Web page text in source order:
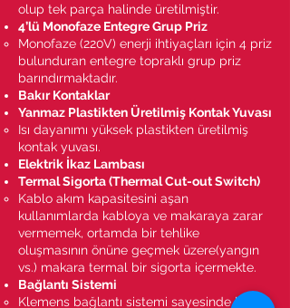
olup tek parça halinde üretilmiştir.
4’lü Monofaze Entegre Grup Priz
Monofaze (220V) enerji ihtiyaçları için 4 priz
bulunduran entegre topraklı grup priz
barındırmaktadır.
Bakır Kontaklar
Yanmaz Plastikten Üretilmiş Kontak Yuvası
Isı dayanımı yüksek plastikten üretilmiş
kontak yuvası.
Elektrik İkaz Lambası
Termal Sigorta (Thermal Cut-out Switch)
Kablo akım kapasitesini aşan
kullanımlarda kabloya ve makaraya zarar
vermemek, ortamda bir tehlike
oluşmasının önüne geçmek üzere(yangın
vs.) makara termal bir sigorta içermekte.
Bağlantı Sistemi
Klemens bağlantı sistemi sayesinde kablo